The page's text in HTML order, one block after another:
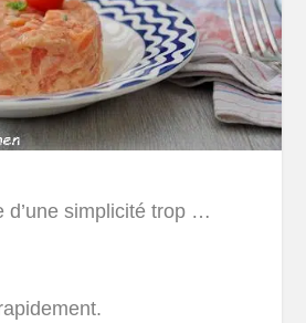
d’une simplicité trop …